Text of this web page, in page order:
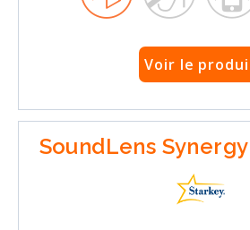
Voir le
SoundLens